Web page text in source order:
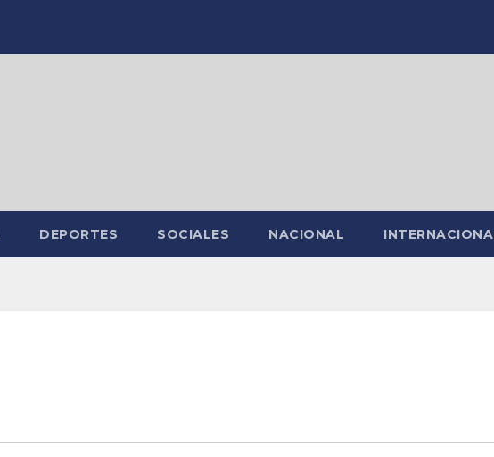
DEPORTES SOCIALES NACIONAL